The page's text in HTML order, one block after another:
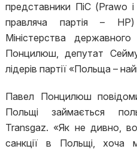
представники ПіС (Prawo
правляча партія –
Міністерства
Понцилюш, депутат
лідерів партії «Польща –
Павел Понцилюш
Польщі займається
Transgaz. «Як не дивно,
санкції в Польщі, хоча